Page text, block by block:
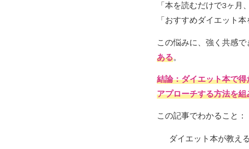
「本を読むだけで3ヶ月
「おすすめダイエット
この悩みに、強く共感
ある。
結論：ダイエット本で
アプローチする方法を
この記事でわかること：
ダイエット本が教え